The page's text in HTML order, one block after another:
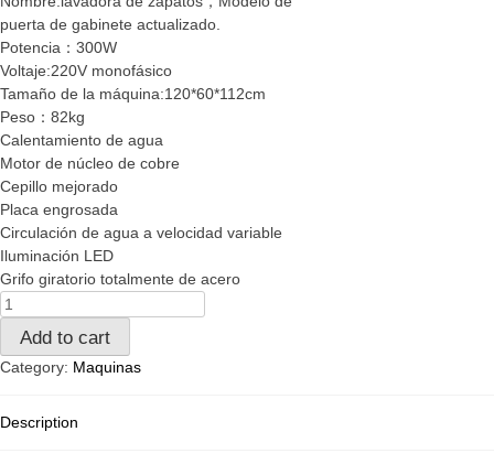
puerta de gabinete actualizado.
Potencia：300W
Voltaje:220V monofásico
Tamaño de la máquina:120*60*112cm
Peso：82kg
Calentamiento de agua
Motor de núcleo de cobre
Cepillo mejorado
Placa engrosada
Circulación de agua a velocidad variable
Iluminación LED
Grifo giratorio totalmente de acero
Add to cart
Category: Maquinas
Description